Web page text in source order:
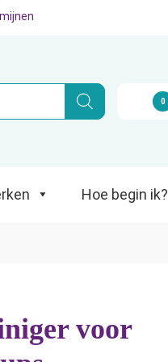
Hoe begin ik?
0
Hoe begin ik?
voor